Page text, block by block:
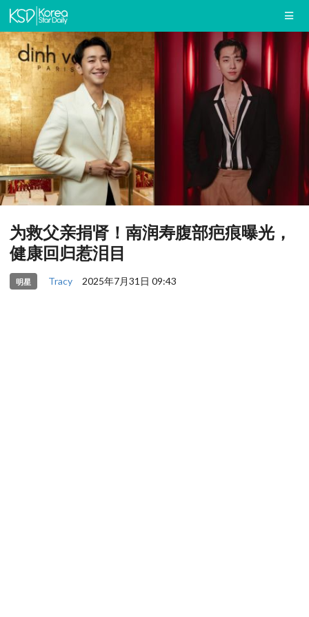
为救父亲捐肾！南润寿腹部疤痕曝光，
健康回归惹泪目
明星 Tracy 2025年7月31日 09:43